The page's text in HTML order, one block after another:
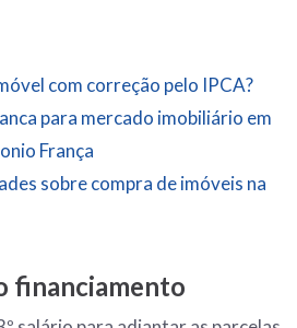
com correção pelo IPCA?
para mercado imobiliário em
França
sobre compra de imóveis na
financiamento